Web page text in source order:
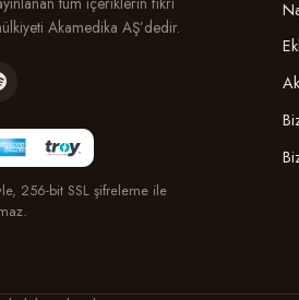
Akamedika AŞ’dedir.
256-bit SSL şifreleme ile